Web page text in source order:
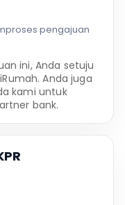
pengajuan
ini, Anda setuju
Anda juga
kami untuk
bank.